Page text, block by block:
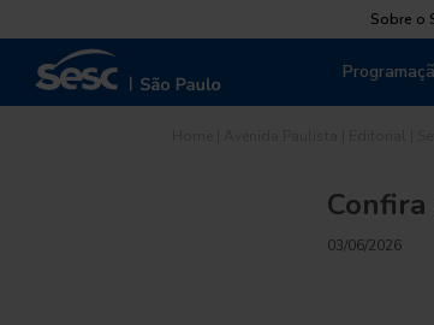
Sobre o
03/06/2026